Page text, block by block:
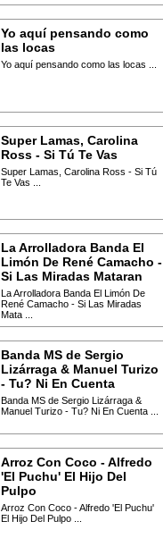
Yo aquí pensando como
las locas
Yo aquí pensando como las locas ...
Super Lamas, Carolina
Ross - Si Tú Te Vas
Super Lamas, Carolina Ross - Si Tú
Te Vas ...
La Arrolladora Banda El
Limón De René Camacho -
Si Las Miradas Mataran
La Arrolladora Banda El Limón De
René Camacho - Si Las Miradas
Mata ...
Banda MS de Sergio
Lizárraga & Manuel Turizo
- Tu? Ni En Cuenta
Banda MS de Sergio Lizárraga &
Manuel Turizo - Tu? Ni En Cuenta ...
Arroz Con Coco - Alfredo
'El Puchu' El Hijo Del
Pulpo
Arroz Con Coco - Alfredo 'El Puchu'
El Hijo Del Pulpo ...